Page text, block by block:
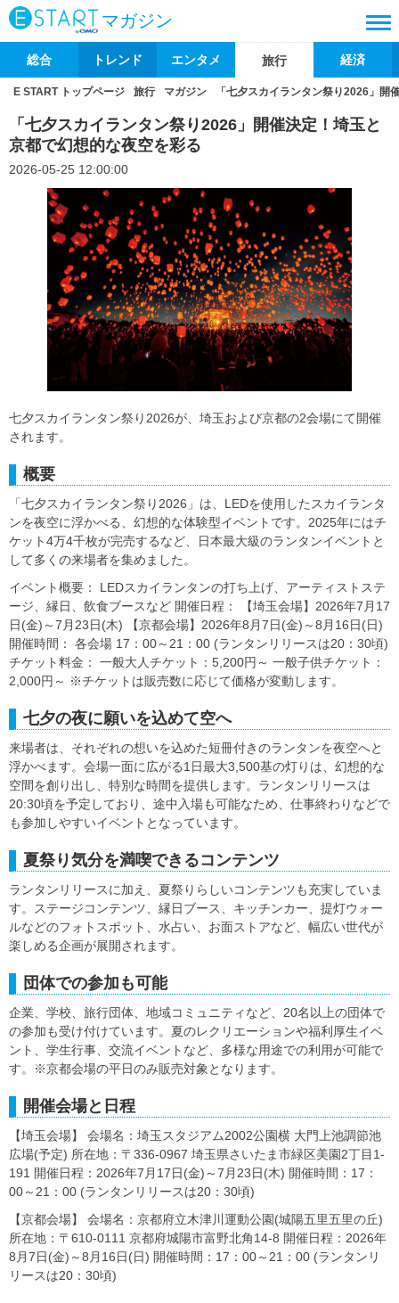
マガジン
総合 トレンド エンタメ 旅行 経済
E START トップページ 旅行 マガジン 「七夕スカイランタン祭り2026」開
「七夕スカイランタン祭り2026」開催決定！埼玉と
京都で幻想的な夜空を彩る
2026-05-25 12:00:00
七夕スカイランタン祭り2026が、埼玉および京都の2会場にて開催
されます。
概要
「七夕スカイランタン祭り2026」は、LEDを使用したスカイランタ
ンを夜空に浮かべる、幻想的な体験型イベントです。2025年にはチ
ケット4万4千枚が完売するなど、日本最大級のランタンイベントと
して多くの来場者を集めました。
イベント概要： LEDスカイランタンの打ち上げ、アーティストステ
ージ、縁日、飲食ブースなど 開催日程： 【埼玉会場】2026年7月17
日(金)～7月23日(木) 【京都会場】2026年8月7日(金)～8月16日(日)
開催時間： 各会場 17：00～21：00 (ランタンリリースは20：30頃)
チケット料金： 一般大人チケット：5,200円～ 一般子供チケット：
2,000円～ ※チケットは販売数に応じて価格が変動します。
七夕の夜に願いを込めて空へ
来場者は、それぞれの想いを込めた短冊付きのランタンを夜空へと
浮かべます。会場一面に広がる1日最大3,500基の灯りは、幻想的な
空間を創り出し、特別な時間を提供します。ランタンリリースは
20:30頃を予定しており、途中入場も可能なため、仕事終わりなどで
も参加しやすいイベントとなっています。
夏祭り気分を満喫できるコンテンツ
ランタンリリースに加え、夏祭りらしいコンテンツも充実していま
す。ステージコンテンツ、縁日ブース、キッチンカー、提灯ウォー
ルなどのフォトスポット、水占い、お面ストアなど、幅広い世代が
楽しめる企画が展開されます。
団体での参加も可能
企業、学校、旅行団体、地域コミュニティなど、20名以上の団体で
の参加も受け付けています。夏のレクリエーションや福利厚生イベ
ント、学生行事、交流イベントなど、多様な用途での利用が可能で
す。※京都会場の平日のみ販売対象となります。
開催会場と日程
【埼玉会場】 会場名：埼玉スタジアム2002公園横 大門上池調節池
広場(予定) 所在地：〒336-0967 埼玉県さいたま市緑区美園2丁目1-
191 開催日程：2026年7月17日(金)～7月23日(木) 開催時間：17：
00～21：00 (ランタンリリースは20：30頃)
【京都会場】 会場名：京都府立木津川運動公園(城陽五里五里の丘)
所在地：〒610-0111 京都府城陽市富野北角14-8 開催日程：2026年
8月7日(金)～8月16日(日) 開催時間：17：00～21：00 (ランタンリ
リースは20：30頃)